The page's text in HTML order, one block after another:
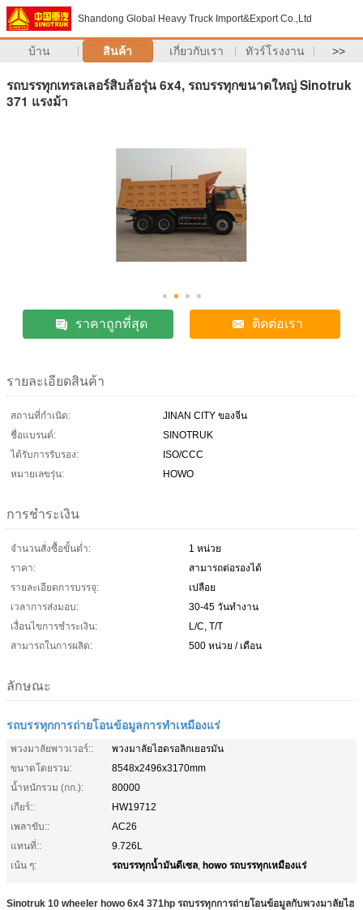
Shandong Global Heavy Truck Import&Export Co.,Ltd
บ้าน สินค้า เกี่ยวกับเรา ทัวร์โรงงาน >>
รถบรรทุกเทรลเลอร์สิบล้อรุ่น 6x4, รถบรรทุกขนาดใหญ่ Sinotruk
371 แรงม้า
ราคาถูกที่สุด ติดต่อเรา
รายละเอียดสินค้า
สถานที่กำเนิด:
JINAN CITY ของจีน
ชื่อแบรนด์:
SINOTRUK
ได้รับการรับรอง:
ISO/CCC
หมายเลขรุ่น:
HOWO
การชำระเงิน
จำนวนสั่งซื้อขั้นต่ำ:
1 หน่วย
ราคา:
สามารถต่อรองได้
รายละเอียดการบรรจุ:
เปลือย
เวลาการส่งมอบ:
30-45 วันทำงาน
เงื่อนไขการชำระเงิน:
L/C, T/T
สามารถในการผลิต:
500 หน่วย / เดือน
ลักษณะ
รถบรรทุกการถ่ายโอนข้อมูลการทำเหมืองแร่
พวงมาลัยพาวเวอร์::
พวงมาลัยไฮดรอลิกเยอรมัน
ขนาดโดยรวม:
8548x2496x3170mm
น้ำหนักรวม (กก.):
80000
เกียร์::
HW19712
เพลาขับ::
AC26
แทนที่::
9.726L
เน้น ๆ:
รถบรรทุกน้ำมันดีเซล, howo รถบรรทุกเหมืองแร่
Sinotruk 10 wheeler howo 6x4 371hp รถบรรทุกการถ่ายโอนข้อมูลกับพวงมาลัยไฮ